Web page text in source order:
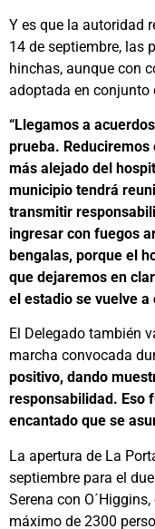
Y es que la autoridad
14 de septiembre, las
hinchas, aunque con
adoptada en conjunto
“Llegamos a
prueba.
más alejado del
municipio tendrá
transmitir
ingresar con fuegos
bengalas, porque el
que dejaremos en
el estadio se vuelve a
El Delegado también
marcha convocada
positivo, dando
responsabilidad. Eso
encantado que se
La apertura de La
septiembre para el
Serena con
máximo de 2300